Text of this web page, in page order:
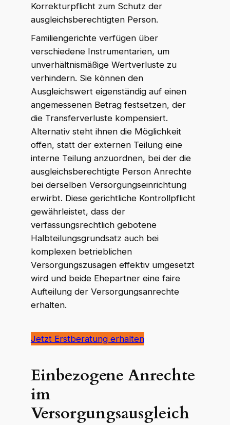
Korrekturpflicht zum Schutz der
ausgleichsberechtigten Person.
Familiengerichte verfügen über
verschiedene Instrumentarien, um
unverhältnismäßige Wertverluste zu
verhindern. Sie können den
Ausgleichswert eigenständig auf einen
angemessenen Betrag festsetzen, der
die Transferverluste kompensiert.
Alternativ steht ihnen die Möglichkeit
offen, statt der externen Teilung eine
interne Teilung anzuordnen, bei der die
ausgleichsberechtigte Person Anrechte
bei derselben Versorgungseinrichtung
erwirbt. Diese gerichtliche Kontrollpflicht
gewährleistet, dass der
verfassungsrechtlich gebotene
Halbteilungsgrundsatz auch bei
komplexen betrieblichen
Versorgungszusagen effektiv umgesetzt
wird und beide Ehepartner eine faire
Aufteilung der Versorgungsanrechte
erhalten.
Jetzt Erstberatung erhalten
Einbezogene Anrechte
im
Versorgungsausgleich